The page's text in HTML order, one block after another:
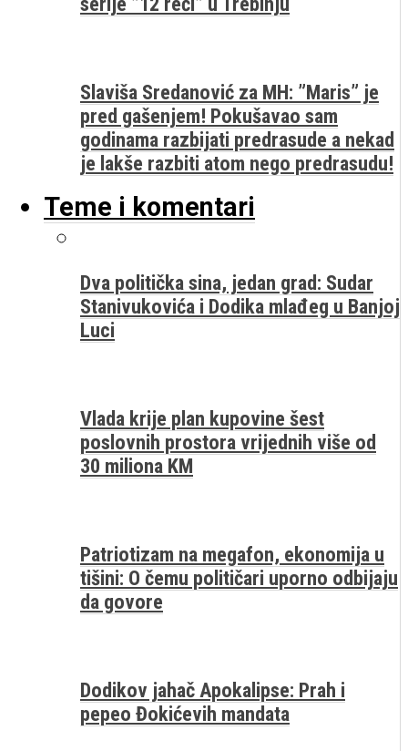
Slaviša Sredanović za MH: ”Maris” je
pred gašenjem! Pokušavao sam
godinama razbijati predrasude a nekad
je lakše razbiti atom nego predrasudu!
Teme i komentari
Dva politička sina, jedan grad: Sudar
Stanivukovića i Dodika mlađeg u Banjoj
Luci
Vlada krije plan kupovine šest
poslovnih prostora vrijednih više od
30 miliona KM
Patriotizam na megafon, ekonomija u
tišini: O čemu političari uporno odbijaju
da govore
Dodikov jahač Apokalipse: Prah i
pepeo Đokićevih mandata